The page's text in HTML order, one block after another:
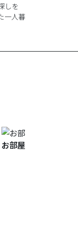
しを
一人暮
お部屋探しについて